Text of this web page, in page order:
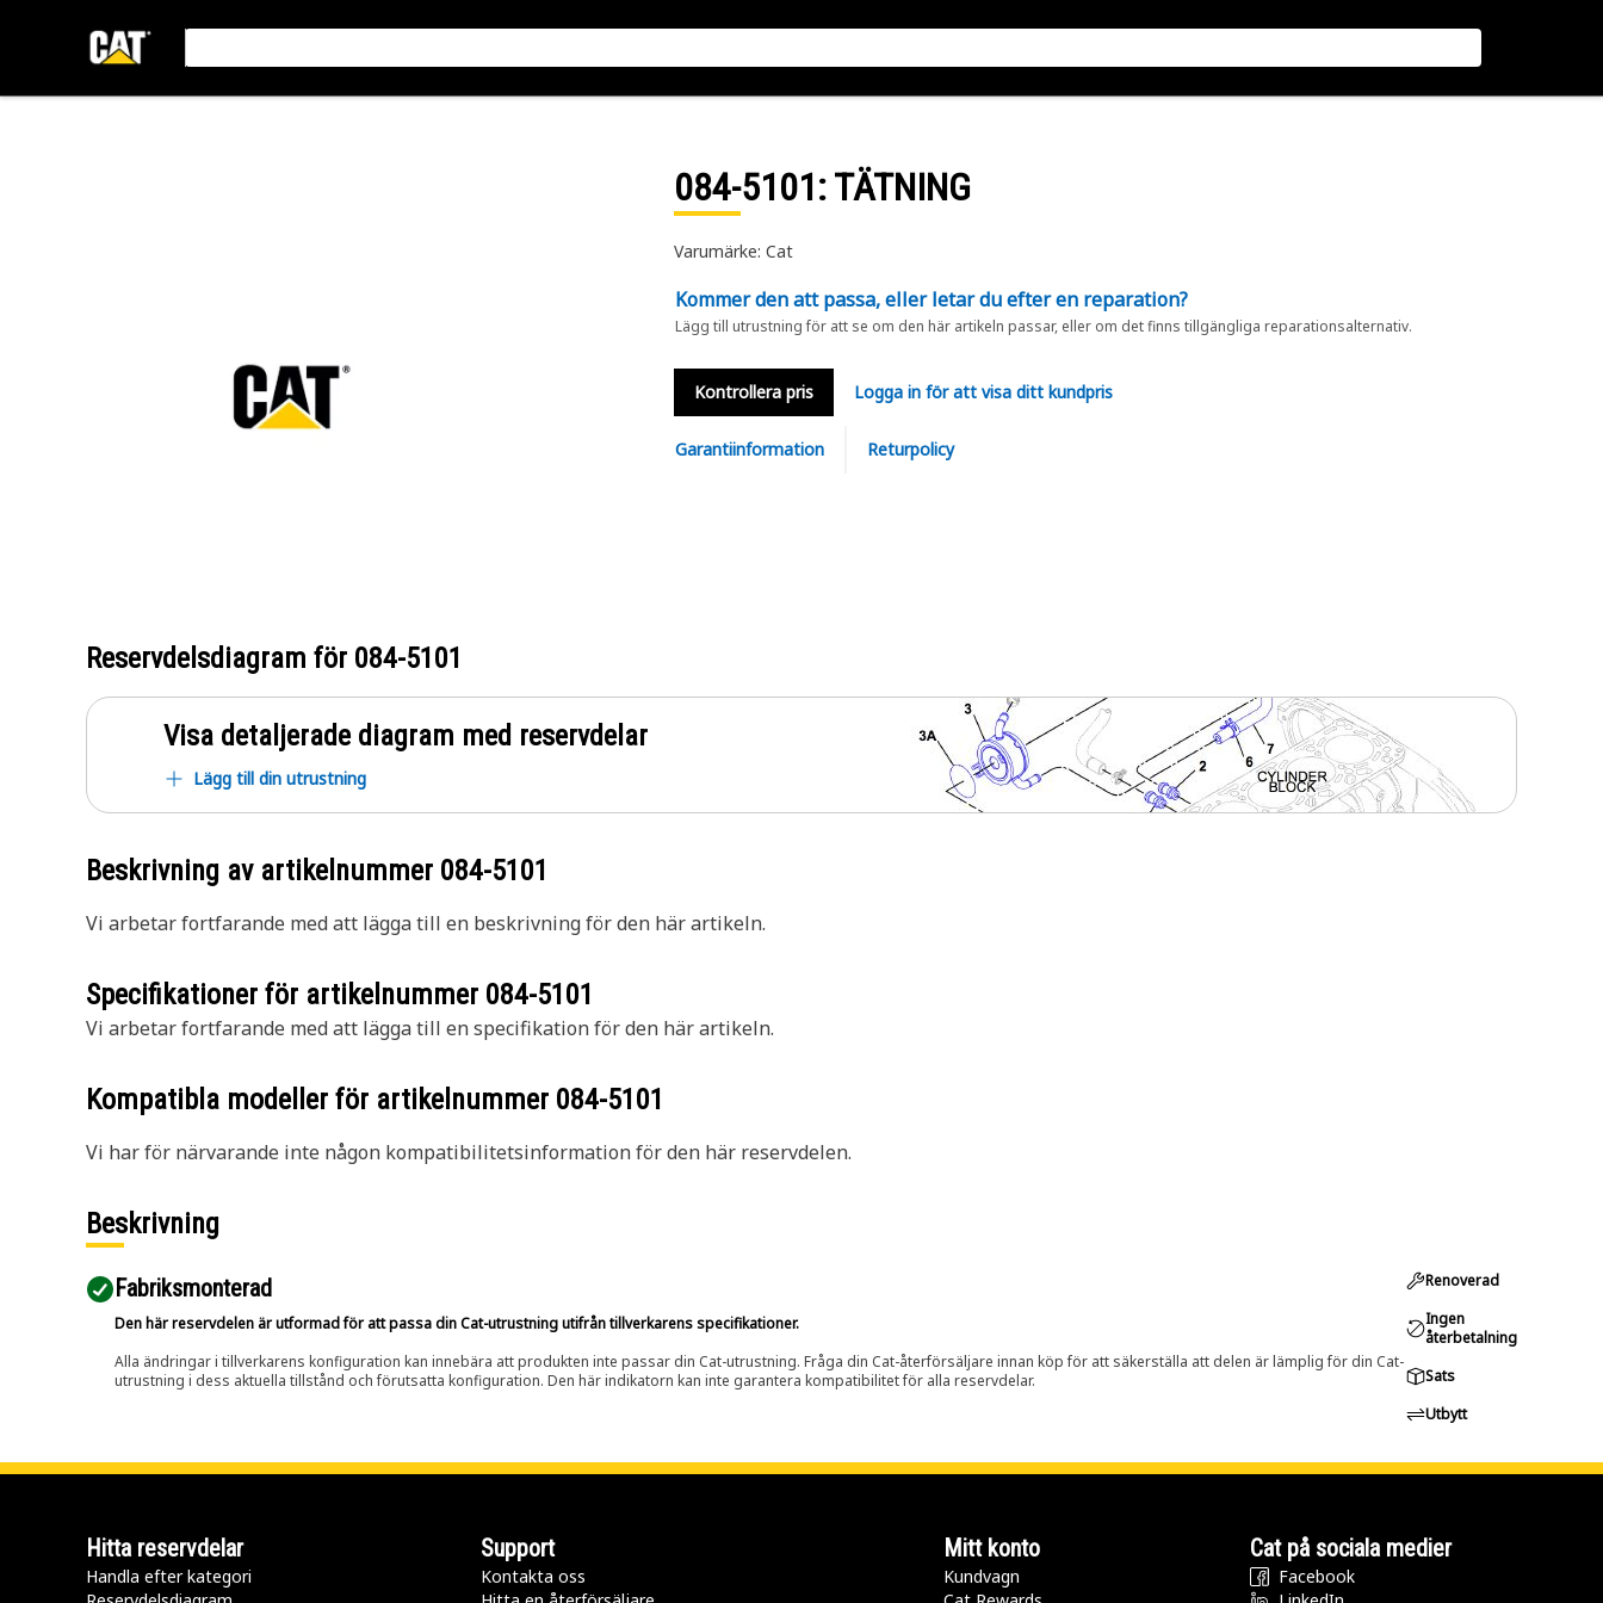
084-5101: TÄTNING
Varumärke: Cat
Kommer den att passa, eller letar du efter en reparation?
Lägg till utrustning för att se om den här artikeln passar, eller om det finns tillgängliga reparationsalternativ.
Kontrollera pris Logga in för att visa ditt kundpris
Garantiinformation Returpolicy
Reservdelsdiagram för 084-5101
Visa detaljerade diagram med reservdelar
Lägg till din utrustning
Beskrivning av artikelnummer 084-5101
Vi arbetar fortfarande med att lägga till en beskrivning för den här artikeln.
Specifikationer för artikelnummer 084-5101
Vi arbetar fortfarande med att lägga till en specifikation för den här artikeln.
Kompatibla modeller för artikelnummer 084-5101
Vi har för närvarande inte någon kompatibilitetsinformation för den här reservdelen.
Beskrivning
Fabriksmonterad
Den här reservdelen är utformad för att passa din Cat-utrustning utifrån tillverkarens specifikationer.
Alla ändringar i tillverkarens konfiguration kan innebära att produkten inte passar din Cat-utrustning. Fråga din Cat-återförsäljare innan köp för att säkerställa att delen är lämplig för din Cat-
utrustning i dess aktuella tillstånd och förutsatta konfiguration. Den här indikatorn kan inte garantera kompatibilitet för alla reservdelar.
Renoverad
Ingen
återbetalning
Sats
Utbytt
Hitta reservdelar
Handla efter kategori
Support
Kontakta oss
Mitt konto
Kundvagn
Cat på sociala medier
Facebook